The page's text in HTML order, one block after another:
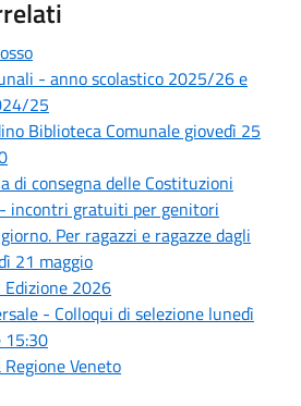
- anno scolastico 2025/26 e
25
Biblioteca Comunale giovedì 25
di consegna delle Costituzioni
incontri gratuiti per genitori
Per ragazzi e ragazze dagli
21 maggio
2026
- Colloqui di selezione lunedì
15:30
Veneto